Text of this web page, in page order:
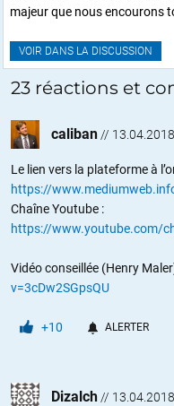
majeur que nous encourons
VOIR DANS LA DISCUSSION
23 réactions et
caliban //
Le lien vers la plateforme à
https://
Chaîne Youtube :
https://www.youtube.com/
Vidéo conseillée (Henry
v=3cDw2SGpsQU
+10 ALERTER
Dizalch //